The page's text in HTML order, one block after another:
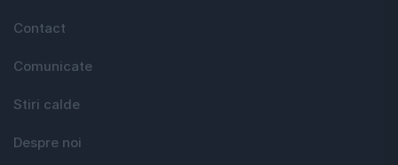
Contact
Comunicate
Stiri calde
Despre noi